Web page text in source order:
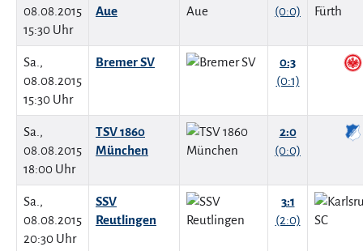
08.08.2015
15:30 Uhr
Aue
(0:0)
Sa.,
08.08.2015
15:30 Uhr
Bremer SV
0:3
(0:1)
Sa.,
08.08.2015
18:00 Uhr
TSV 1860
München
2:0
(0:0)
Sa.,
08.08.2015
20:30 Uhr
SSV
Reutlingen
3:1
(2:0)